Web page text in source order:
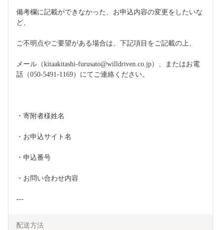
備考欄に記載ができなかった、お申込内容の変更をしたいな
ど、
ご不明点やご要望がある場合は、下記項目をご記載の上、
メール（kitaakitashi-furusato@willdriven.co.jp）、またはお電
話（050-5491-1169）にてご連絡ください。
・寄附者様姓名
・お申込サイト名
・申込番号
・お問い合わせ内容
---
配送方法